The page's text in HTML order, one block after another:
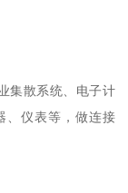
集散系统、电子计
、仪表等，做连接